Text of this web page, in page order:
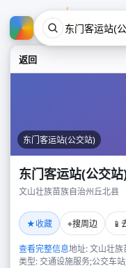
返回
东门客运站(公交站)
东门客运站(公交站
文山壮族苗族自治州丘北县
★收藏 ⌖搜周边 📱
查看完整信息地址: 文山壮
类型: 交通设施服务;公交车